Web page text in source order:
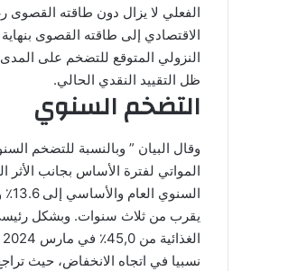
النزولي المتوقع للتضخم على
ظل التقييد النقدي الحالي.
التضخم السنوي
المواتي لفترة الأساس بجانب الأثر
يقرب من ثلاث سنوات. وبشكل